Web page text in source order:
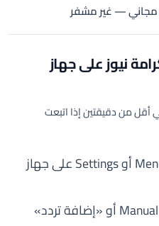
مجاني — غير مشفر
نيوز على جهاز
أقل من دقيقتين إذا اتبعت
افتح قائمة الإعدادات عبر زر Menu أو Settings على جهاز
اختر «البحث اليدوي» Manual Search أو «إضافة تردد»